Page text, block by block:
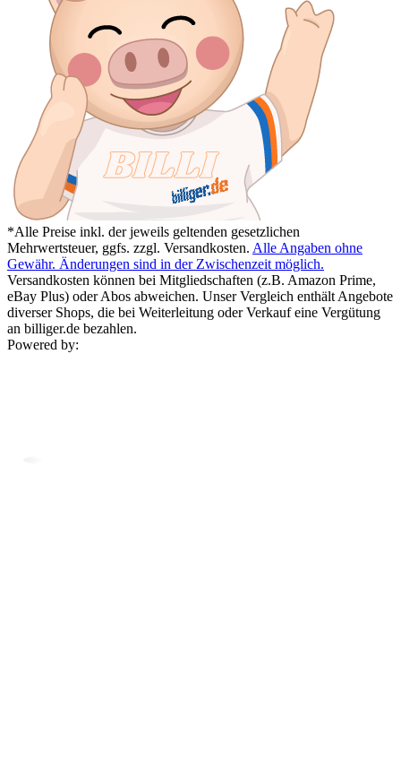
*Alle Preise inkl. der jeweils geltenden gesetzlichen
Mehrwertsteuer, ggfs. zzgl. Versandkosten. Alle Angaben ohne
Gewähr. Änderungen sind in der Zwischenzeit möglich.
Versandkosten können bei Mitgliedschaften (z.B. Amazon Prime,
eBay Plus) oder Abos abweichen. Unser Vergleich enthält Angebote
diverser Shops, die bei Weiterleitung oder Verkauf eine Vergütung
an billiger.de bezahlen.
Powered by: